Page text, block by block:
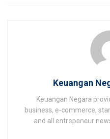
Keuangan
Keuangan Negara
business, e-commerce,
and all entrepeneur